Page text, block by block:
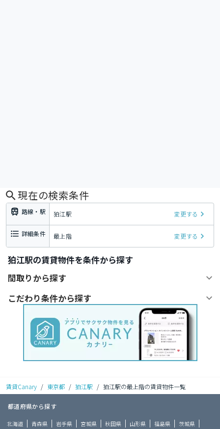
現在の検索条件
路線・駅 狛江駅 変更する
詳細条件 最上階 変更する
狛江駅の賃貸物件を条件から探す
間取りから探す
こだわり条件から探す
賃貸Canary / 東京都 / 狛江駅 / 狛江駅の最上階の賃貸物件一覧
都道府県から探す
北海道 青森県 岩手県 宮城県 秋田県 山形県 福島県 茨城県